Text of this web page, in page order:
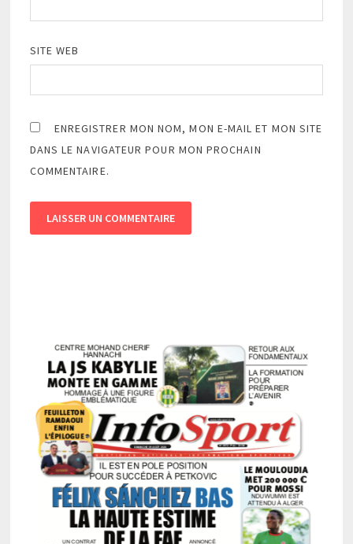
SITE WEB
ENREGISTRER MON NOM, MON E-MAIL ET MON SITE
DANS LE NAVIGATEUR POUR MON PROCHAIN
COMMENTAIRE.